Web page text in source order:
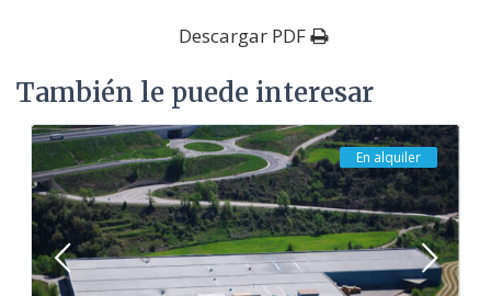
Descargar PDF
También le puede interesar
En alquiler